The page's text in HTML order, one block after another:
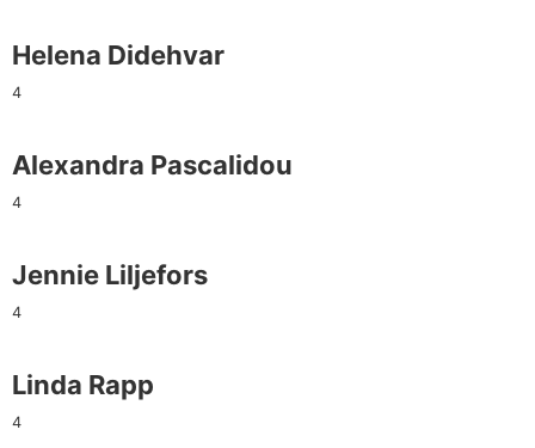
Helena Didehvar
4
Alexandra Pascalidou
4
Jennie Liljefors
4
Linda Rapp
4